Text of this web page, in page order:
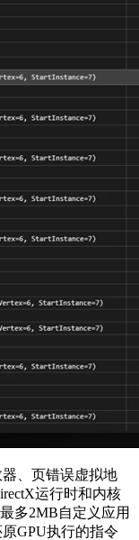
、页错误虚拟地
运行时和内核
多2MB自定义应用
GPU执行的指令